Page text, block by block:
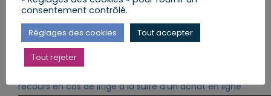
tribunal judiciaire(fusion du tribunal d’instance et
du litige.
recours en cas de litige à la suite d’un achat en ligne
consentement contrôlé.
Réglages des cookies Tout accepter
Tout rejeter